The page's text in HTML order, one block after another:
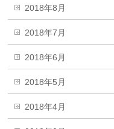
2018年8月
2018年7月
2018年6月
2018年5月
2018年4月